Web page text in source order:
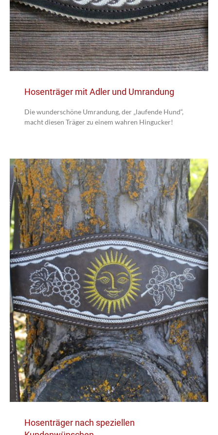
Hosenträger mit Adler und Umrandung
Die wunderschöne Umrandung, der „laufende Hund“,
macht diesen Träger zu einem wahren Hingucker!
Hosenträger nach speziellen